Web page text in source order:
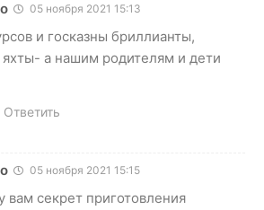
05 ноября 2021 15:13
и госказны бриллианты,
а нашим родителям и дети
Ответить
05 ноября 2021 15:15
вам секрет приготовления